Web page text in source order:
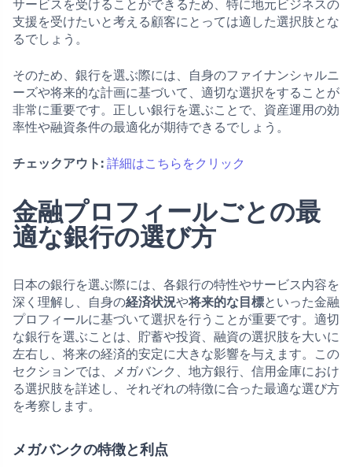
サービスを受けることができるため、特に地元ビジネスの
支援を受けたいと考える顧客にとっては適した選択肢とな
るでしょう。
そのため、銀行を選ぶ際には、自身のファイナンシャルニ
ーズや将来的な計画に基づいて、適切な選択をすることが
非常に重要です。正しい銀行を選ぶことで、資産運用の効
率性や融資条件の最適化が期待できるでしょう。
チェックアウト: 詳細はこちらをクリック
金融プロフィールごとの最
適な銀行の選び方
日本の銀行を選ぶ際には、各銀行の特性やサービス内容を
深く理解し、自身の経済状況や将来的な目標といった金融
プロフィールに基づいて選択を行うことが重要です。適切
な銀行を選ぶことは、貯蓄や投資、融資の選択肢を大いに
左右し、将来の経済的安定に大きな影響を与えます。この
セクションでは、メガバンク、地方銀行、信用金庫におけ
る選択肢を詳述し、それぞれの特徴に合った最適な選び方
を考察します。
メガバンクの特徴と利点